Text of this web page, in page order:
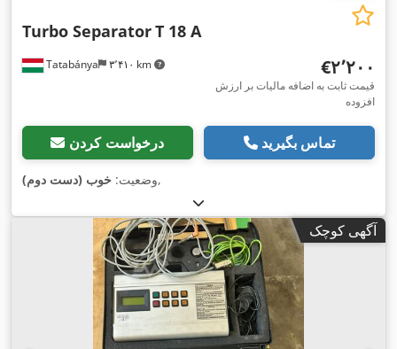
Tatabánya ۳٬۴۱۰ km
Turbo SeparatorT 18 A
‎€۲٬۲۰۰
قیمت ثابت به اضافه مالیات بر ارزش
افزوده
درخواست کردن تماس بگیرید
وضعیت: خوب (دست دوم) ,
آگهی کوچک